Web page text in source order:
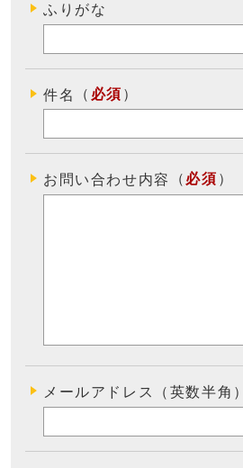
ふりがな
件名 （ 必須 ）
お問い合わせ内容 （ 必須 ）
メールアドレス（英数半角）